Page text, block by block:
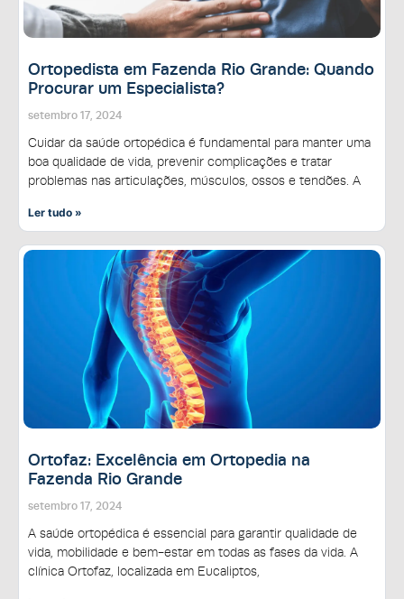
Ortopedista em Fazenda Rio Grande: Quando
Procurar um Especialista?
setembro 17, 2024
Cuidar da saúde ortopédica é fundamental para manter uma
boa qualidade de vida, prevenir complicações e tratar
problemas nas articulações, músculos, ossos e tendões. A
Ler tudo »
Ortofaz: Excelência em Ortopedia na
Fazenda Rio Grande
setembro 17, 2024
A saúde ortopédica é essencial para garantir qualidade de
vida, mobilidade e bem-estar em todas as fases da vida. A
clínica Ortofaz, localizada em Eucaliptos,